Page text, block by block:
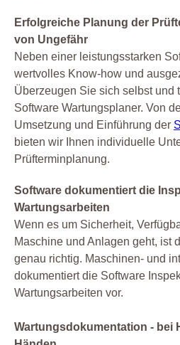
Erfolgreiche Planung der
von Ungefähr
Neben einer leistungsstarken
wertvolles Know-how und
Überzeugen Sie sich selbst und
Software Wartungsplaner. Von
Umsetzung und Einführung der
bieten wir Ihnen individuelle
Prüfterminplanung.
Software dokumentiert die
Wartungsarbeiten
Wenn es um Sicherheit,
Maschine und Anlagen geht, ist
genau richtig. Maschinen- und
dokumentiert die Software
Wartungsarbeiten vor.
Wartungsdokumentation - bei